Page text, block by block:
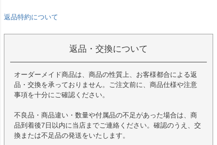
返品特約について
返品・交換について
オーダーメイド商品は、商品の性質上、お客様都合による返
品・交換を承っておりません。ご注文前に、商品仕様や注意
事項を十分にご確認ください。
不良品・商品違い・数量や付属品の不足があった場合は、商
品到着後7日以内に当店までご連絡ください。確認のうえ、交
換または不足品の発送をいたします。